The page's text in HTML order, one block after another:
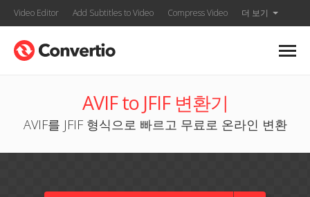
Video Editor Add Subtitles to Video Compress Video 더 보기
AVIF to JFIF 변환기
AVIF를 JFIF 형식으로 빠르고 무료로 온라인 변환